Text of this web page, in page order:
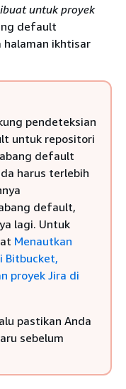
untuk proyek
default
ikhtisar
pendeteksian
untuk repositori
default
harus terlebih
default,
lagi. Untuk
Menautkan
Bitbucket,
proyek Jira di
pastikan Anda
sebelum